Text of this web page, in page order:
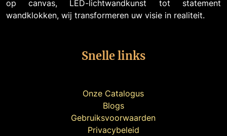
op canvas, LED-lichtwandkunst tot statement
wandklokken, wij transformeren uw visie in realiteit.
Snelle links
Onze Catalogus
Blogs
Gebruiksvoorwaarden
Privacybeleid